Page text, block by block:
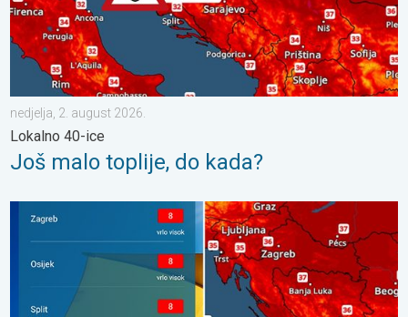
nedjelja, 2. august 2026.
Lokalno 40-ice
Još malo toplije, do kada?
Toplinski val, lokalno 40°C. Još toplije?. Visok UV indeks. . .